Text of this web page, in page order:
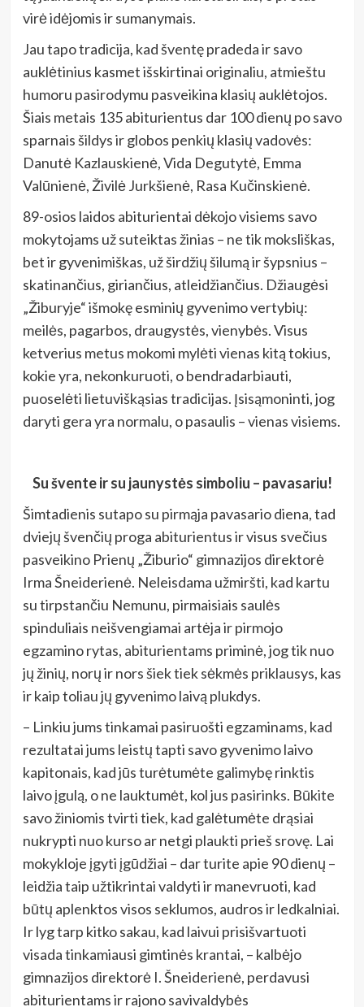
virė idėjomis ir sumanymais.
Jau tapo tradicija, kad šventę pradeda ir savo
auklėtinius kasmet išskirtinai originaliu, atmieštu
humoru pasirodymu pasveikina klasių auklėtojos.
Šiais metais 135 abiturientus dar 100 dienų po savo
sparnais šildys ir globos penkių klasių vadovės:
Danutė Kazlauskienė, Vida Degutytė, Emma
Valūnienė, Živilė Jurkšienė, Rasa Kučinskienė.
89-osios laidos abiturientai dėkojo visiems savo
mokytojams už suteiktas žinias – ne tik moksliškas,
bet ir gyvenimiškas, už širdžių šilumą ir šypsnius –
skatinančius, giriančius, atleidžiančius. Džiaugėsi
„Žiburyje“ išmokę esminių gyvenimo vertybių:
meilės, pagarbos, draugystės, vienybės. Visus
ketverius metus mokomi mylėti vienas kitą tokius,
kokie yra, nekonkuruoti, o bendradarbiauti,
puoselėti lietuviškąsias tradicijas. Įsisąmoninti, jog
daryti gera yra normalu, o pasaulis – vienas visiems.
Su švente ir su jaunystės simboliu – pavasariu!
Šimtadienis sutapo su pirmąja pavasario diena, tad
dviejų švenčių proga abiturientus ir visus svečius
pasveikino Prienų „Žiburio“ gimnazijos direktorė
Irma Šneiderienė. Neleisdama užmiršti, kad kartu
su tirpstančiu Nemunu, pirmaisiais saulės
spinduliais neišvengiamai artėja ir pirmojo
egzamino rytas, abiturientams priminė, jog tik nuo
jų žinių, norų ir nors šiek tiek sėkmės priklausys, kas
ir kaip toliau jų gyvenimo laivą plukdys.
– Linkiu jums tinkamai pasiruošti egzaminams, kad
rezultatai jums leistų tapti savo gyvenimo laivo
kapitonais, kad jūs turėtumėte galimybę rinktis
laivo įgulą, o ne lauktumėt, kol jus pasirinks. Būkite
savo žiniomis tvirti tiek, kad galėtumėte drąsiai
nukrypti nuo kurso ar netgi plaukti prieš srovę. Lai
mokykloje įgyti įgūdžiai – dar turite apie 90 dienų –
leidžia taip užtikrintai valdyti ir manevruoti, kad
būtų aplenktos visos seklumos, audros ir ledkalniai.
Ir lyg tarp kitko sakau, kad laivui prisišvartuoti
visada tinkamiausi gimtinės krantai, – kalbėjo
gimnazijos direktorė I. Šneiderienė, perdavusi
abiturientams ir rajono savivaldybės